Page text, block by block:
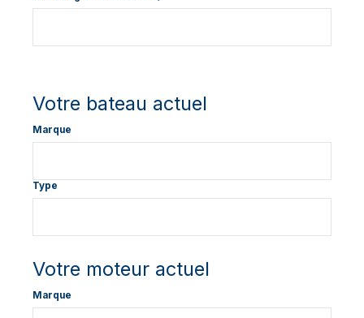
Votre bateau actuel
Marque
Type
Votre moteur actuel
Marque